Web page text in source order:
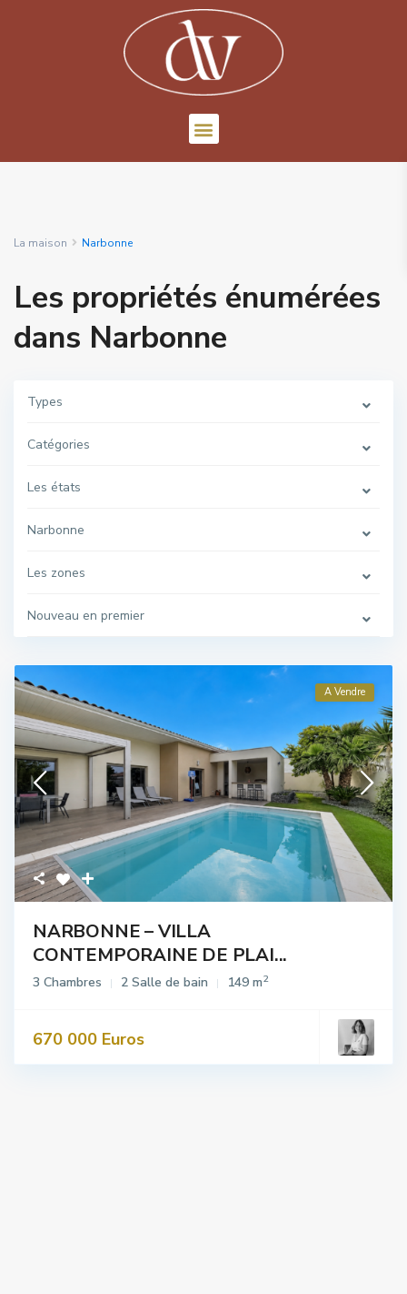
La maison Narbonne
Les propriétés énumérées
dans Narbonne
Types
Catégories
Les états
Narbonne
Les zones
Nouveau en premier
A Vendre
NARBONNE – VILLA
CONTEMPORAINE DE PLAI...
3 Chambres 2 Salle de bain 149 m2
670 000 Euros